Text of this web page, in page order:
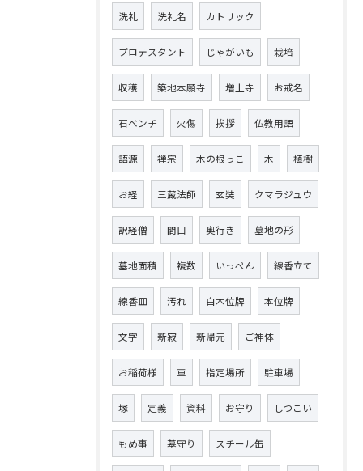
洗礼 洗礼名 カトリック
プロテスタント じゃがいも 栽培
収穫 築地本願寺 増上寺 お戒名
石ベンチ 火傷 挨拶 仏教用語
語源 禅宗 木の根っこ 木 植樹
お経 三蔵法師 玄奘 クマラジュウ
訳経僧 間口 奥行き 墓地の形
墓地面積 複数 いっぺん 線香立て
線香皿 汚れ 白木位牌 本位牌
文字 新寂 新帰元 ご神体
お稲荷様 車 指定場所 駐車場
塚 定義 資料 お守り しつこい
もめ事 墓守り スチール缶